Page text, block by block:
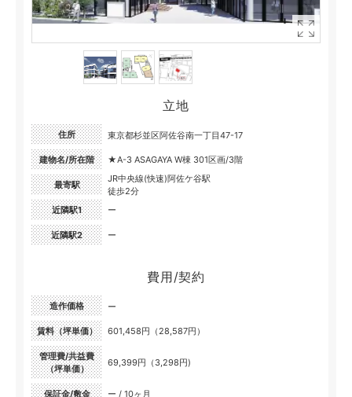
立地
住所 東京都杉並区阿佐谷南一丁目47-17
建物名/所在階 ★A-3 ASAGAYA W棟 301区画/3階
最寄駅
JR中央線(快速)阿佐ケ谷駅
徒歩2分
近隣駅1
ー
近隣駅2 ー
費用/契約
造作価格 ー
賃料（坪単価） 601,458円（28,587円）
管理費/共益費
（坪単価）
69,399円（3,298円)
保証金/敷金 ー / 10ヶ月